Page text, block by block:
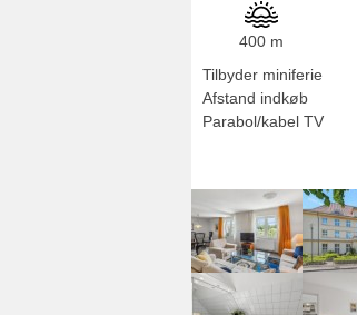
400 m
Tilbyder miniferie
Afstand indkøb
Parabol/kabel TV